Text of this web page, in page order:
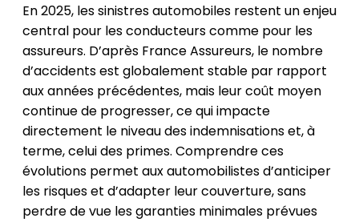
En 2025, les sinistres automobiles restent un enjeu
central pour les conducteurs comme pour les
assureurs. D’après France Assureurs, le nombre
d’accidents est globalement stable par rapport
aux années précédentes, mais leur coût moyen
continue de progresser, ce qui impacte
directement le niveau des indemnisations et, à
terme, celui des primes. Comprendre ces
évolutions permet aux automobilistes d’anticiper
les risques et d’adapter leur couverture, sans
perdre de vue les garanties minimales prévues